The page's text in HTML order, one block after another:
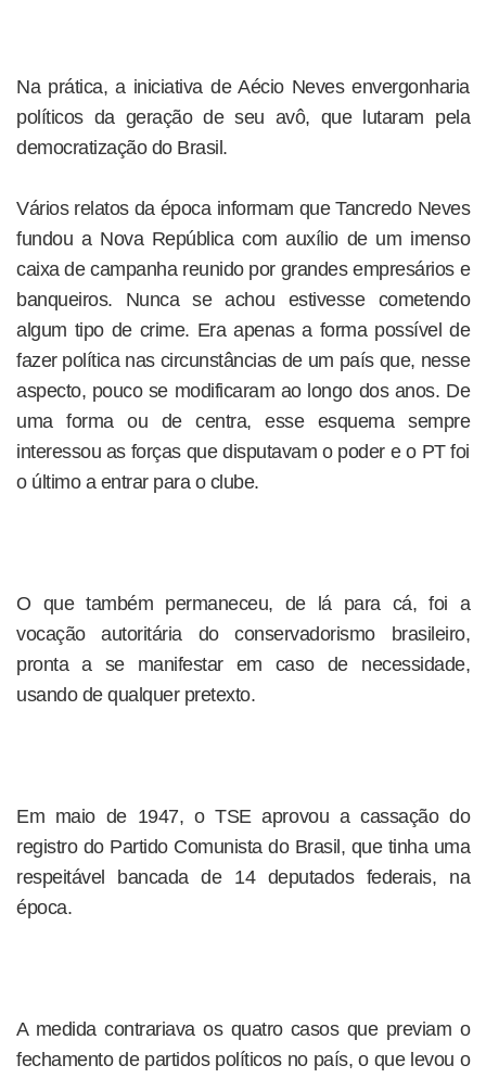
Na prática, a iniciativa de Aécio Neves envergonharia
políticos da geração de seu avô, que lutaram pela
democratização do Brasil.
Vários relatos da época informam que Tancredo Neves
fundou a Nova República com auxílio de um imenso
caixa de campanha reunido por grandes empresários e
banqueiros. Nunca se achou estivesse cometendo
algum tipo de crime. Era apenas a forma possível de
fazer política nas circunstâncias de um país que, nesse
aspecto, pouco se modificaram ao longo dos anos. De
uma forma ou de centra, esse esquema sempre
interessou as forças que disputavam o poder e o PT foi
o último a entrar para o clube.
O que também permaneceu, de lá para cá, foi a
vocação autoritária do conservadorismo brasileiro,
pronta a se manifestar em caso de necessidade,
usando de qualquer pretexto.
Em maio de 1947, o TSE aprovou a cassação do
registro do Partido Comunista do Brasil, que tinha uma
respeitável bancada de 14 deputados federais, na
época.
A medida contrariava os quatro casos que previam o
fechamento de partidos políticos no país, o que levou o